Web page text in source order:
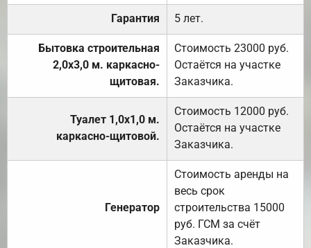
Гарантия 5 лет.
Бытовка строительная
2,0х3,0 м. каркасно-
щитовая.
Стоимость 23000 руб.
Остаётся на участке
Заказчика.
Туалет 1,0х1,0 м.
каркасно-щитовой.
Стоимость 12000 руб.
Остаётся на участке
Заказчика.
Генератор
Стоимость аренды на
весь срок
строительства 15000
руб. ГСМ за счёт
Заказчика.